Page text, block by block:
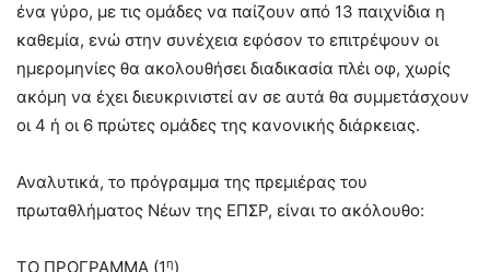
ένα γύρο, με τις ομάδες να παίζουν από 13 παιχνίδια η
καθεμία, ενώ στην συνέχεια εφόσον το επιτρέψουν οι
ημερομηνίες θα ακολουθήσει διαδικασία πλέι οφ, χωρίς
ακόμη να έχει διευκρινιστεί αν σε αυτά θα συμμετάσχουν
οι 4 ή οι 6 πρώτες ομάδες της κανονικής διάρκειας.
Αναλυτικά, το πρόγραμμα της πρεμιέρας του
πρωταθλήματος Νέων της ΕΠΣΡ, είναι το ακόλουθο:
ΤΟ ΠΡΟΓΡΑΜΜΑ (1η)